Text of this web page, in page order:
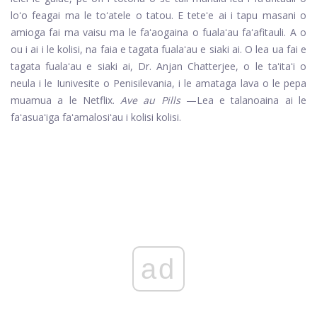
loʻo feagai ma le toʻatele o tatou. E teteʻe ai i tapu masani o
amioga fai ma vaisu ma le faʻaogaina o fualaʻau faʻafitauli. A o
ou i ai i le kolisi, na faia e tagata fualaʻau e siaki ai. O lea ua fai e
tagata fualaʻau e siaki ai, Dr. Anjan Chatterjee, o le taʻitaʻi o
neula i le Iunivesite o Penisilevania, i le amataga lava o le pepa
muamua a le Netflix.Ave au Pills—Lea e talanoaina ai le
faʻasuaʻiga faʻamalosiʻau i kolisi kolisi.
ad